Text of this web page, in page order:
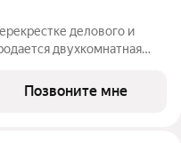
делового и
двухкомнатная
в новом элитном
Позвоните мне